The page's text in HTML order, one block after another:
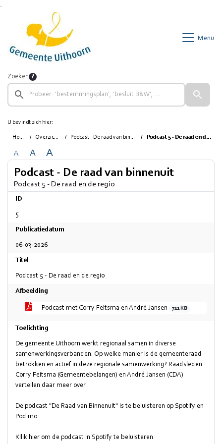
Menu
Zoeken
U bevindt zich hier:
Home Overzichten Podcast - De raad van binnenuit Podcast 5 - De raad en de regio
A A A
Podcast - De raad van binnenuit
Podcast 5 - De raad en de regio
ID
5
Publicatiedatum
06-03-2026
Titel
Podcast 5 - De raad en de regio
Afbeelding
Podcast met Corry Feitsma en André Jansen 711 KB
Toelichting
De gemeente Uithoorn werkt regionaal samen in diverse
samenwerkingsverbanden. Op welke manier is de gemeenteraad
betrokken en actief in deze regionale samenwerking? Raadsleden
Corry Feitsma (Gemeentebelangen) en André Jansen (CDA)
vertellen daar meer over.
De podcast "De Raad van Binnenuit" is te beluisteren op Spotify en
Podimo.